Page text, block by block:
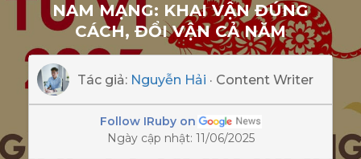
NAM MẠNG: KHAI VẬN ĐÚNG
CÁCH, ĐỔI VẬN CẢ NĂM
Tác giả: Nguyễn Hải · Content Writer
Follow IRuby on
Ngày cập nhật: 11/06/2025